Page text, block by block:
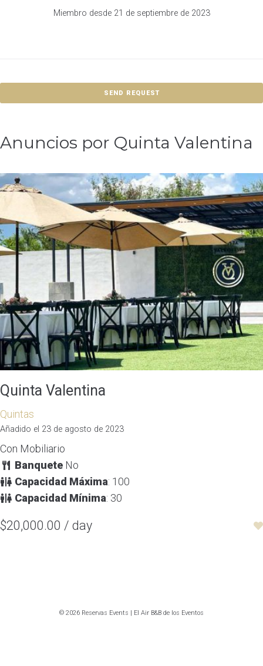
Miembro desde 21 de septiembre de 2023
SEND REQUEST
Anuncios por Quinta Valentina
Quinta Valentina
Quintas
Añadido el 23 de agosto de 2023
Con Mobiliario
BanqueteNo
Capacidad Máxima: 100
Capacidad Mínima: 30
$20,000.00 / day
© 2026 Reservas Events | El Air B&B de los Eventos